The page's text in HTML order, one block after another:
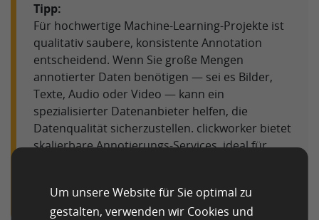
Tipp:
Für hochwertige Machine‑Learning‑Projekte ist
qualitativ saubere, konsistente Annotation
entscheidend. Wenn Sie große Mengen
annotierter Daten benötigen — sei es Bilder,
Texte, Audio oder Video — kann ein
spezialisierter Datenanbieter helfen, die
Datenqualität sicherzustellen. clickworker bietet
skalierbare Annotierungs‑Services, ideal für
KI‑Trainingsdaten von clickworker
Um unsere Website für Sie optimal zu
gestalten, verwenden wir Cookies und